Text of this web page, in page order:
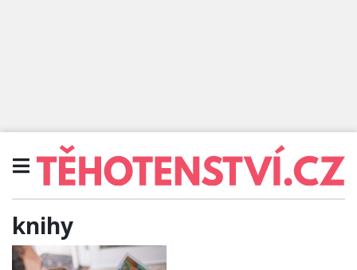
knihy